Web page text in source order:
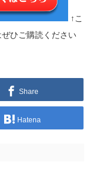
↑こ
ひご購読ください
Share
Hatena